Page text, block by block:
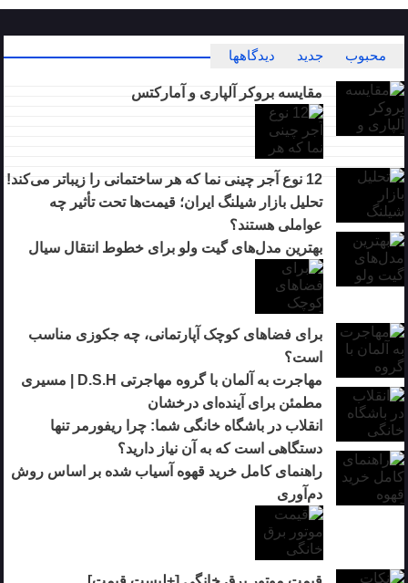
محبوب جدید دیدگاهها
مقایسه بروکر آلپاری و آمارکتس
12 نوع آجر چینی نما که هر ساختمانی را زیباتر می‌کند!
تحلیل بازار شیلنگ ایران؛ قیمت‌ها تحت تأثیر چه
عواملی هستند؟
بهترین مدل‌های گیت ولو برای خطوط انتقال سیال
برای فضاهای کوچک آپارتمانی، چه جکوزی مناسب
است؟
مهاجرت به آلمان با گروه مهاجرتی D.S.H | مسیری
مطمئن برای آینده‌ای درخشان
انقلاب در باشگاه خانگی شما: چرا ریفورمر تنها
دستگاهی است که به آن نیاز دارید؟
راهنمای کامل خرید قهوه آسیاب شده بر اساس روش
دم‌آوری